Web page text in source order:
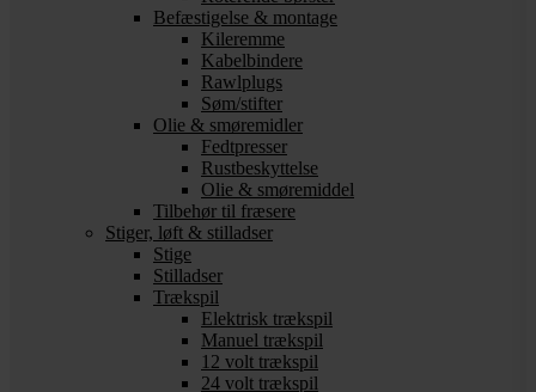
Befæstigelse & montage
Kileremme
Kabelbindere
Rawlplugs
Søm/stifter
Olie & smøremidler
Fedtpresser
Rustbeskyttelse
Olie & smøremiddel
Tilbehør til fræsere
Stiger, løft & stilladser
Stige
Stilladser
Trækspil
Elektrisk trækspil
Manuel trækspil
12 volt trækspil
24 volt trækspil